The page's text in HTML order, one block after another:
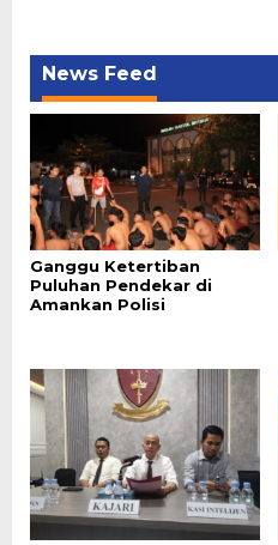
News Feed
Ganggu Ketertiban
Puluhan Pendekar di
Amankan Polisi